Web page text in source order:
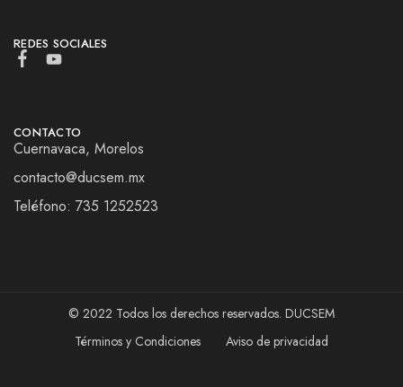
REDES SOCIALES
CONTACTO
Cuernavaca, Morelos
contacto@ducsem.mx
Teléfono: 735 1252523
© 2022 Todos los derechos reservados. DUCSEM
Términos y Condiciones
Aviso de privacidad